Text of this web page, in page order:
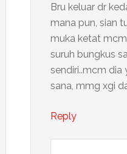
Bru keluar dr
mana pun, sian
muka ketat
suruh bungkus
sendiri..mcm dia
sana, mmg xgi
Reply